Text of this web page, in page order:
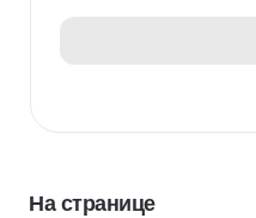
На странице